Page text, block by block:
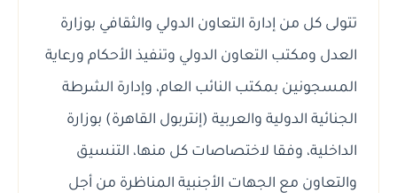
تتولى كل من إدارة التعاون الدولي والثقافي بوزارة
العدل ومكتب التعاون الدولي وتنفيذ الأحكام ورعاية
المسجونين بمكتب النائب العام، وإدارة الشرطة
الجنائية الدولية والعربية (إنتربول القاهرة) بوزارة
الداخلية، وفقا لاختصاصات كل منها، التنسيق
والتعاون مع الجهات الأجنبية المناظرة من أجل